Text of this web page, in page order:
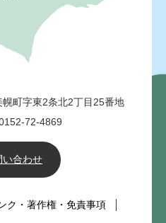
町字東2条北2丁目25番地
72-4869
い合わせ
ク・著作権・免責事項